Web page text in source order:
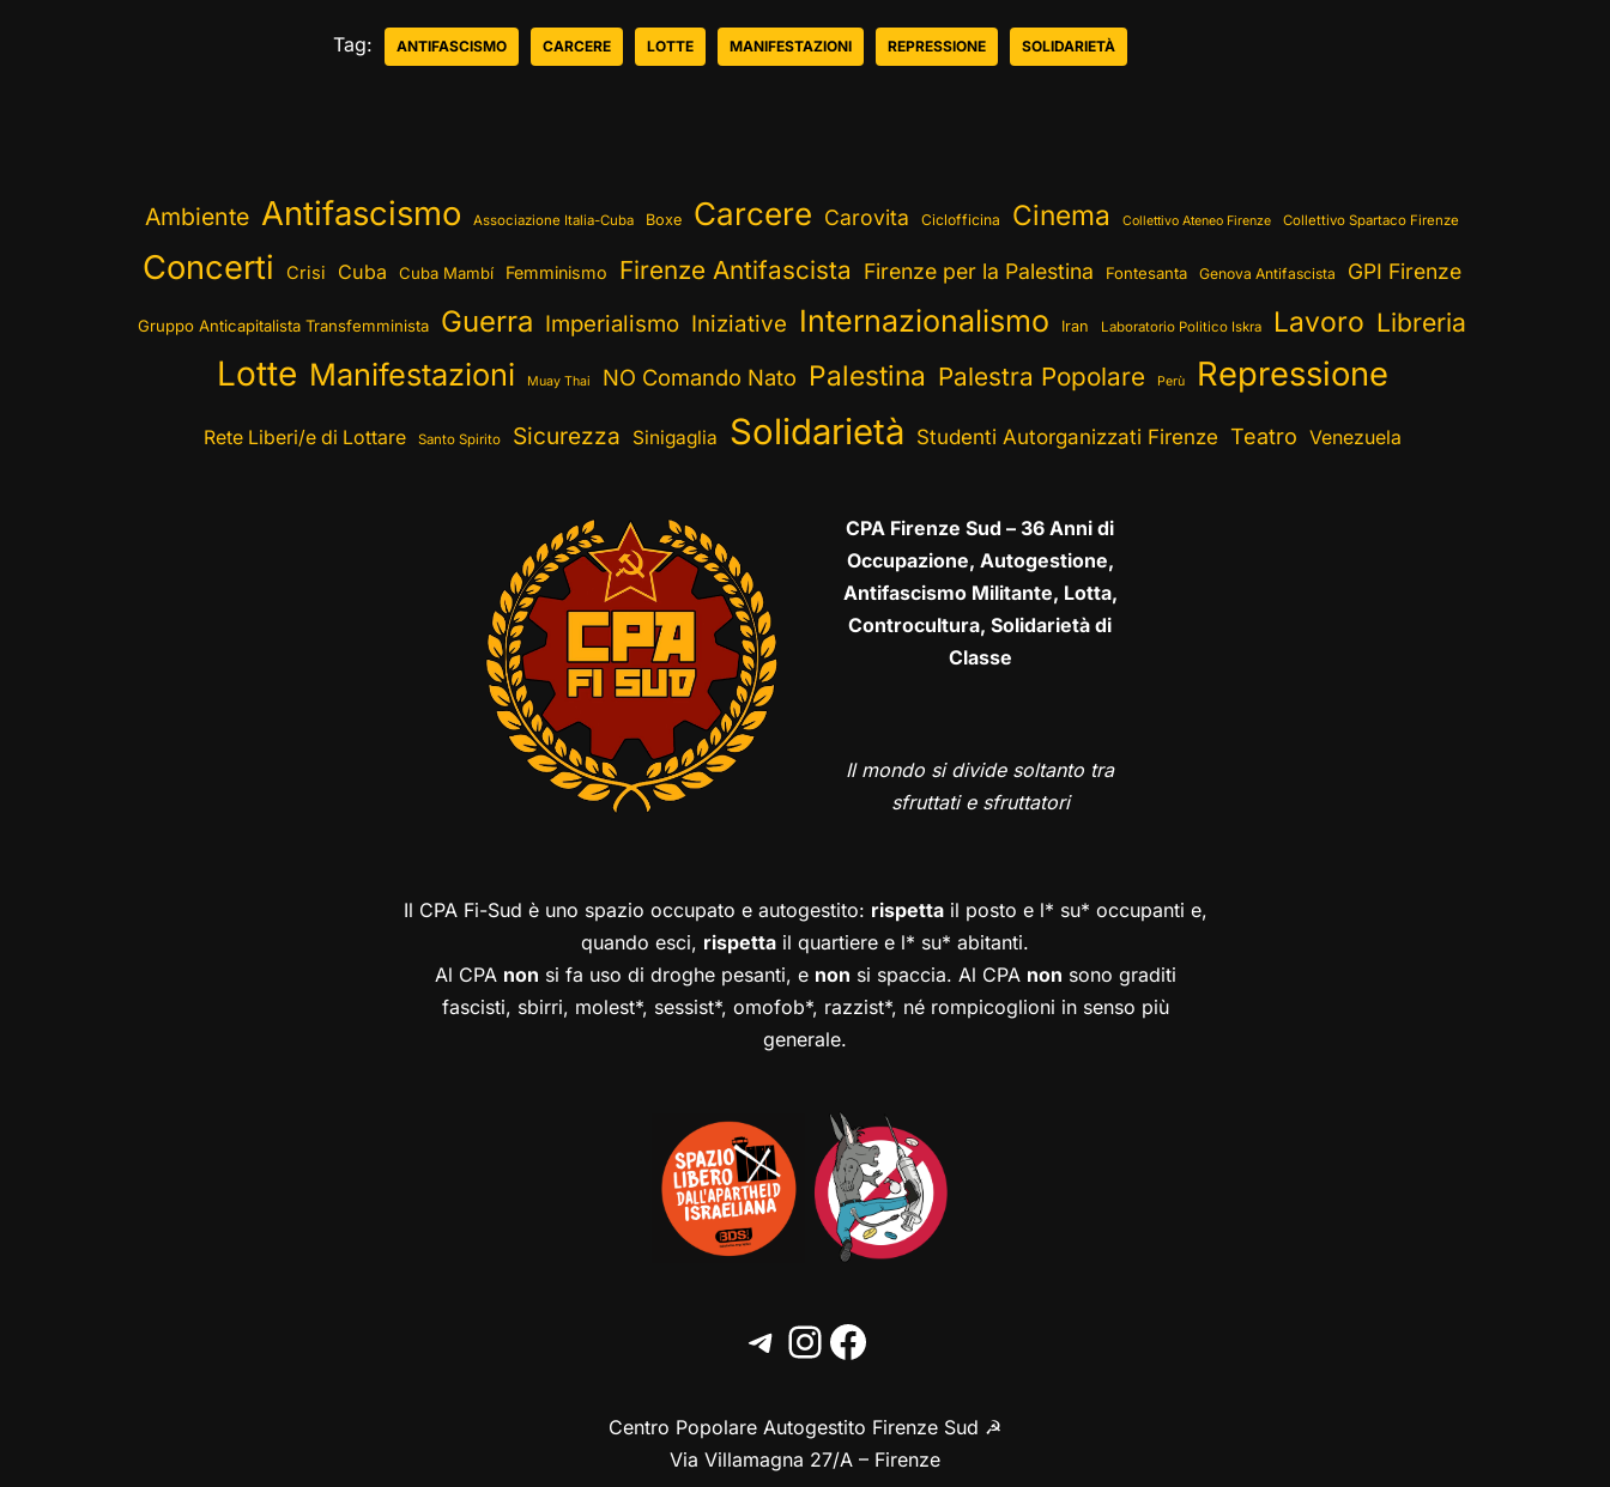
Tag: ANTIFASCISMO CARCERE LOTTE MANIFESTAZIONI REPRESSIONE SOLIDARIETÀ
Ambiente Antifascismo Associazione Italia-Cuba Boxe Carcere Carovita Ciclofficina Cinema Collettivo Ateneo Firenze Collettivo Spartaco Firenze
Concerti Crisi Cuba Cuba Mambí Femminismo Firenze Antifascista Firenze per la Palestina Fontesanta Genova Antifascista GPI Firenze
Gruppo Anticapitalista Transfemminista Guerra Imperialismo Iniziative Internazionalismo Iran Laboratorio Politico Iskra Lavoro Libreria
Lotte Manifestazioni Muay Thai NO Comando Nato Palestina Palestra Popolare Perù Repressione
Rete Liberi/e di Lottare Santo Spirito Sicurezza Sinigaglia Solidarietà Studenti Autorganizzati Firenze Teatro Venezuela
CPA Firenze Sud – 36 Anni di
Occupazione, Autogestione,
Antifascismo Militante, Lotta,
Controcultura, Solidarietà di
Classe
Il mondo si divide soltanto tra
sfruttati e sfruttatori
Il CPA Fi-Sud è uno spazio occupato e autogestito: rispettail posto e l* su* occupanti e,
quando esci, rispetta il quartiere e l* su* abitanti.
Al CPA non si fa uso di droghe pesanti, e non si spaccia. Al CPA non sono graditi
fascisti, sbirri, molest*, sessist*, omofob*, razzist*, né rompicoglioni in senso più
generale.
Centro Popolare Autogestito Firenze Sud ☭
Via Villamagna 27/A – Firenze